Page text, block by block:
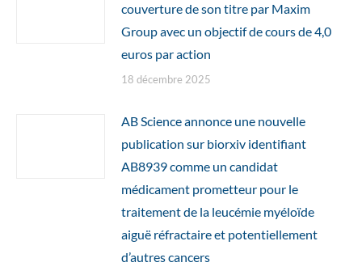
couverture de son titre par Maxim
Group avec un objectif de cours de 4,0
euros par action
18 décembre 2025
AB Science annonce une nouvelle
publication sur biorxiv identifiant
AB8939 comme un candidat
médicament prometteur pour le
traitement de la leucémie myéloïde
aiguë réfractaire et potentiellement
d’autres cancers